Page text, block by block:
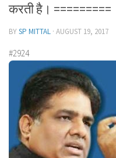
करती है। =========
BYSP MITTAL · AUGUST 19, 2017
#2924